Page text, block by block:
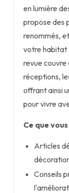
en lumière
propose des
renommés,
votre habitat
revue couvre
réceptions,
offrant ainsi
pour vivre
Ce que
Articles
Conseils